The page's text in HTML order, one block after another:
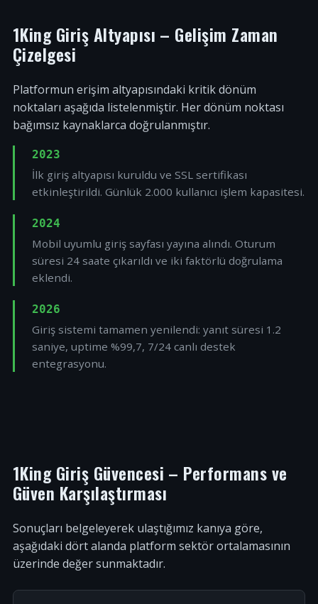
1King Giriş Altyapısı – Gelişim Zaman
Çizelgesi
Platformun erişim altyapısındaki kritik dönüm
noktaları aşağıda listelenmiştir. Her dönüm noktası
bağımsız kaynaklarca doğrulanmıştır.
2023
İlk giriş altyapısı kuruldu ve SSL sertifikası
etkinleştirildi. Günlük 2.000 kullanıcı işlem kapasitesi.
2024
Mobil uyumlu giriş sayfası yayına alındı. Oturum
süresi 24 saate çıkarıldı ve iki faktörlü doğrulama
eklendi.
2026
Giriş sistemi tamamen yenilendi: yanıt süresi 1.2
saniye, uptime %99,7, 7/24 canlı destek
entegrasyonu.
1King Giriş Güvencesi – Performans ve
Güven Karşılaştırması
Sonuçları belgeleyerek ulaştığımız kanıya göre,
aşağıdaki dört alanda platform sektör ortalamasının
üzerinde değer sunmaktadır.